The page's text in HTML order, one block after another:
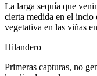
La larga sequía que
cierta medida en el incio
vegetativa en las viñas
Hilandero
Primeras capturas, no